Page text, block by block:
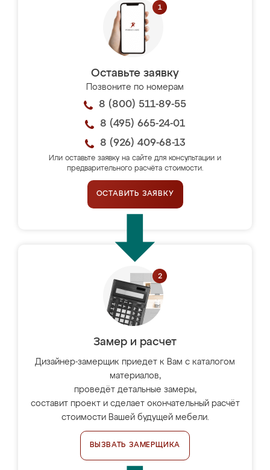
Оставьте заявку
Позвоните по номерам
8 (800) 511-89-55
8 (495) 665-24-01
8 (926) 409-68-13
Или оставьте заявку на сайте для консультации и
предварительного расчёта стоимости.
ОСТАВИТЬ ЗАЯВКУ
Замер и расчет
Дизайнер-замерщик приедет к Вам с каталогом
материалов,
проведёт детальные замеры,
составит проект и сделает окончательный расчёт
стоимости Вашей будущей мебели.
ВЫЗВАТЬ ЗАМЕРЩИКА